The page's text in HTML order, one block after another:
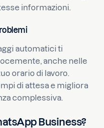
informazioni.
automatici ti
anche nelle
orario di lavoro.
di attesa e migliora
complessiva.
Business?